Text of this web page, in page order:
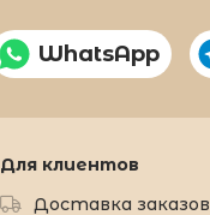
WhatsApp
Для клиентов
Доставка заказов